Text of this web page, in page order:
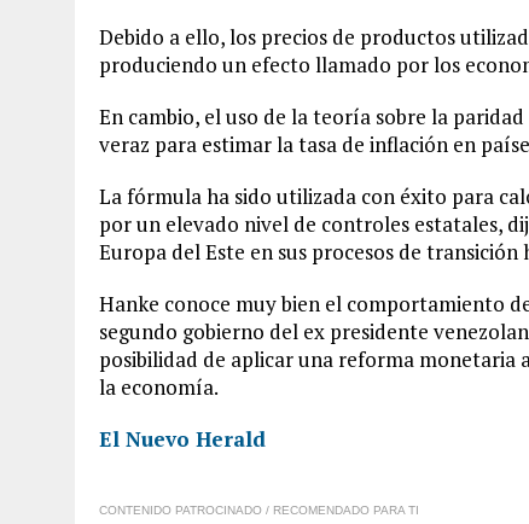
Debido a ello, los precios de productos
produciendo un efecto llamado por los
En cambio, el uso de la teoría sobre la
veraz para estimar la tasa de inflación en
La fórmula ha sido utilizada con éxito para
por un elevado nivel de controles estatales,
Europa del Este en sus procesos de transición
Hanke conoce muy bien el comportamiento
segundo gobierno del ex presidente
posibilidad de aplicar una reforma monetaria
la economía.
El Nuevo Herald
CONTENIDO PATROCINADO / RECOMENDADO PARA TI